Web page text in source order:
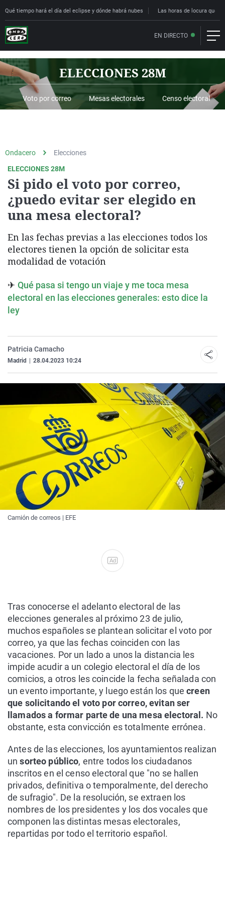
Qué tiempo hará el día del eclipse y dónde habrá nubes Las horas de locura que
EN DIRECTO
Ondacero
Elecciones
ELECCIONES 28M
Si pido el voto por correo,
¿puedo evitar ser elegido en
una mesa electoral?
En las fechas previas a las elecciones todos los
electores tienen la opción de solicitar esta
modalidad de votación
✈ Qué pasa si tengo un viaje y me toca mesa
electoral en las elecciones generales: esto dice la
ley
Patricia Camacho
Madrid 28.04.2023 10:24
Camión de correos | EFE
Ad
Tras conocerse el adelanto electoral de las
elecciones generales al próximo 23 de julio,
muchos españoles se plantean solicitar el voto por
correo, ya que las fechas coinciden con las
vacaciones. Por un lado a unos la distancia les
impide acudir a un colegio electoral el día de los
comicios, a otros les coincide la fecha señalada con
un evento importante, y luego están los que creen
que solicitando el voto por correo, evitan ser
llamados a formar parte de una mesa electoral. No
obstante, esta convicción es totalmente errónea.
Antes de las elecciones, los ayuntamientos realizan
un sorteo público, entre todos los ciudadanos
inscritos en el censo electoral que "no se hallen
privados, definitiva o temporalmente, del derecho
de sufragio". De la resolución, se extraen los
nombres de los presidentes y los dos vocales que
componen las distintas mesas electorales,
repartidas por todo el territorio español.